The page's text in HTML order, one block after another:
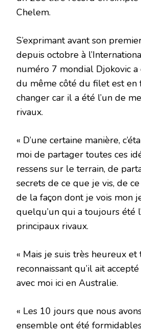
Chelem.
S’exprimant avant son
depuis octobre à
numéro 7 mondial Djokovic a
du même côté du filet est en
changer car il a été l’un de
rivaux.
« D’une certaine manière,
moi de partager toutes ces
ressens sur le terrain, de
secrets de ce que je vis, de
de la façon dont je vois mon
quelqu’un qui a toujours été
principaux rivaux.
« Mais je suis très heureux et
reconnaissant qu’il ait
avec moi ici en Australie.
« Les 10 jours que nous
ensemble ont été